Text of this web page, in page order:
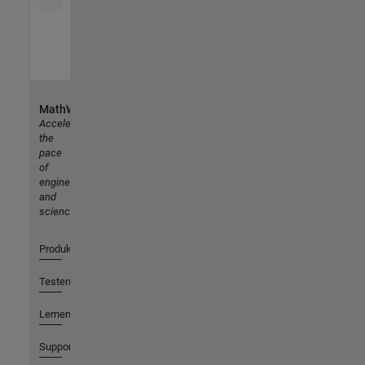
MathWorks
Accelerating
the
pace
of
engineering
and
science
Produkte
Testen oder Kaufen
Lernen
Support